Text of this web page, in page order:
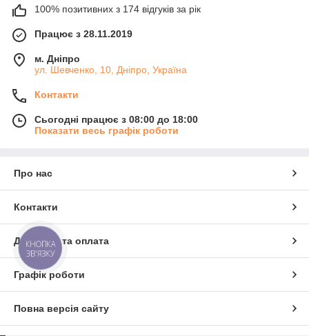
100% позитивних з 174 відгуків за рік
Працює з 28.11.2019
м. Дніпро
ул. Шевченко, 10, Дніпро, Україна
Контакти
Сьогодні працює з 08:00 до 18:00
Показати весь графік роботи
Про нас
Контакти
Доставка та оплата
Графік роботи
Повна версія сайту
КНОПКА
ЗВ'ЯЗКУ